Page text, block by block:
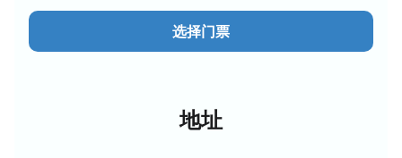
俄罗斯大奖赛“莫斯科金马”第六赛段比赛场地 -
DS“Megasport”，莫斯科最大的室内体育场。 现代化的
最复杂、最美丽的活动。 国内顶尖滑冰运动员参与的花
样滑冰—— 这总是一场盛大的活动，所以赶快购买“莫斯
选择门票
地址